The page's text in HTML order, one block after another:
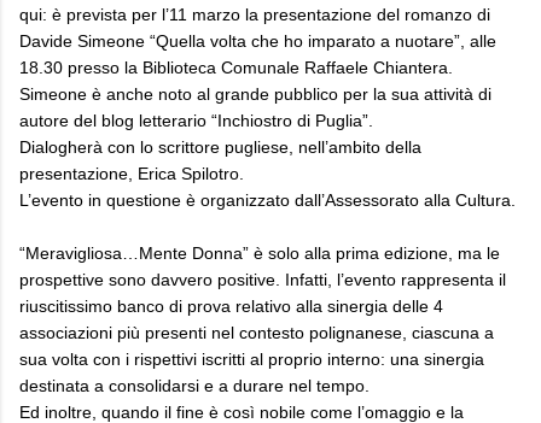
qui: è prevista per l’11 marzo la presentazione del romanzo di
Davide Simeone “Quella volta che ho imparato a nuotare”, alle
18.30 presso la Biblioteca Comunale Raffaele Chiantera.
Simeone è anche noto al grande pubblico per la sua attività di
autore del blog letterario “Inchiostro di Puglia”.
Dialogherà con lo scrittore pugliese, nell’ambito della
presentazione, Erica Spilotro.
L’evento in questione è organizzato dall’Assessorato alla Cultura.
“Meravigliosa…Mente Donna” è solo alla prima edizione, ma le
prospettive sono davvero positive. Infatti, l’evento rappresenta il
riuscitissimo banco di prova relativo alla sinergia delle 4
associazioni più presenti nel contesto polignanese, ciascuna a
sua volta con i rispettivi iscritti al proprio interno: una sinergia
destinata a consolidarsi e a durare nel tempo.
Ed inoltre, quando il fine è così nobile come l’omaggio e la